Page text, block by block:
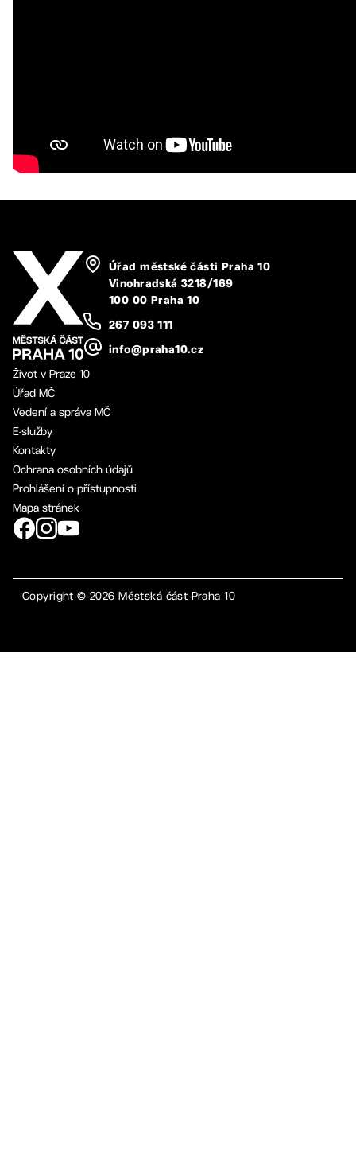
Úřad městské části Praha 10
Vinohradská 3218/169
100 00 Praha 10
267 093 111
info@praha10.cz
Život v Praze 10
Úřad MČ
Vedení a správa MČ
E-služby
Kontakty
Ochrana osobních údajů
Prohlášení o přístupnosti
Mapa stránek
Copyright ©2026 Městská část Praha 10